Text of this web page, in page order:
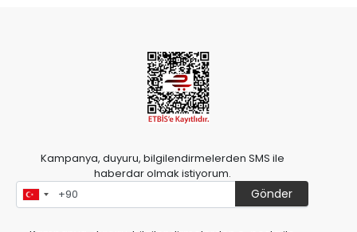
Kampanya, duyuru, bilgilendirmelerden SMS ile
haberdar olmak istiyorum.
Gönder